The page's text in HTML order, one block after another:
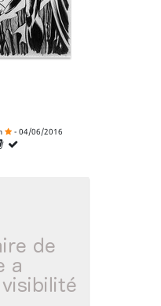
- 04/06/2016